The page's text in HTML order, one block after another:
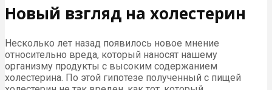
Новый взгляд на холестерин
Несколько лет назад появилось новое мнение
относительно вреда, который наносят нашему
организму продукты с высоким содержанием
холестерина. По этой гипотезе полученный с пищей